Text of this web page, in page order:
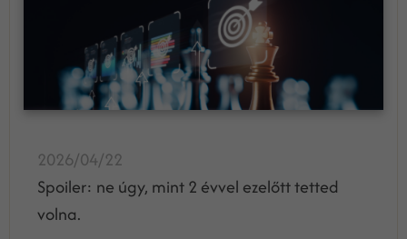
2026/04/22
Spoiler: ne úgy, mint 2 évvel ezelőtt tetted
volna.